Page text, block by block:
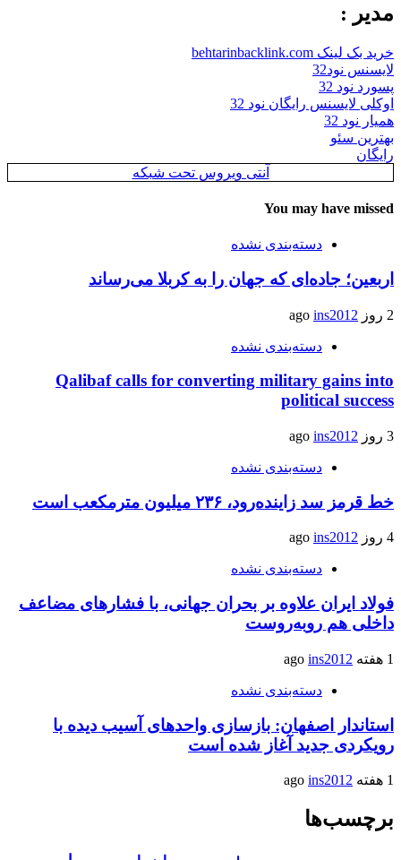
مدیر :
خرید بک لینک behtarinbacklink.com
لایسنس نود32
پسورد نود 32
اوکلی لایسنس رایگان نود 32
همیار نود 32
بهترین سئو
رایگان
آنتی ویروس تحت شبکه
You may have missed
دسته‌بندی نشده
اربعین؛ جاده‌ای که جهان را به کربلا می‌رساند
2 روز ago ins2012
دسته‌بندی نشده
Qalibaf calls for converting military gains into
political success
3 روز ago ins2012
دسته‌بندی نشده
خط قرمز سد زاینده‌رود، ۲۳۶ میلیون مترمکعب است
4 روز ago ins2012
دسته‌بندی نشده
فولاد ایران علاوه بر بحران جهانی، با فشارهای مضاعف
داخلی هم روبه‌روست
1 هفته ago ins2012
دسته‌بندی نشده
استاندار اصفهان: بازسازی واحدهای آسیب دیده با
رویکردی جدید آغاز شده است
1 هفته ago ins2012
برچسب‌ها